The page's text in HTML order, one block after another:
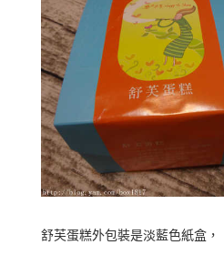
舒芙蛋糕外包裝是淡藍色紙盒，